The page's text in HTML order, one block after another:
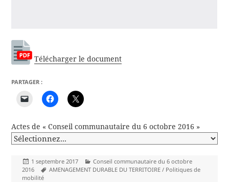
Télécharger le document
PARTAGER :
Actes de « Conseil communautaire du 6 octobre 2016 »
Publié
le
1 septembre 2017 Catégories
Conseil communautaire du 6 octobre
2016
Mots-
AMENAGEMENT DURABLE DU TERRITOIRE / Politiques de
mobilité